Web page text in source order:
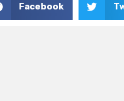
Facebook